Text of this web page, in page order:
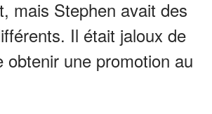
mais Stephen avait des
Il était jaloux de
obtenir une promotion au